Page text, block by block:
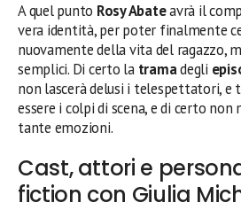
A quel punto Rosy Abateavrà il
vera identità, per poter finalmente
nuovamente della vita del ragazzo,
semplici. Di certo la tramadegli
non lascerà delusi i telespettatori,
essere i colpi di scena, e di certo non
tante emozioni.
Cast, attori e
fiction con Giulia